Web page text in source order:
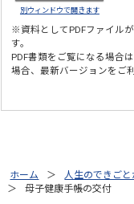
別ウィンドウで開きます
※資料としてPDFファイル
す。
PDF書類をご覧になる場合
場合、最新バージョンをご
ホーム 人生のできご
母子健康手帳の交付